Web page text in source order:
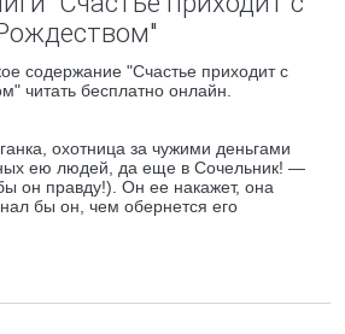
содержание "Счастье приходит с
читать бесплатно онлайн.
охотница за чужими деньгами
ею людей, да еще в Сочельник! —
он правду!). Он ее накажет, она
бы он, чем обернется его